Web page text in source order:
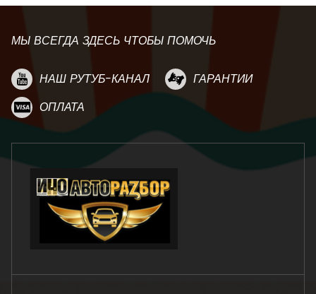
МЫ ВСЕГДА ЗДЕСЬ ЧТОБЫ ПОМОЧЬ
НАШ РУТУБ-КАНАЛ
ГАРАНТИИ
ОПЛАТА